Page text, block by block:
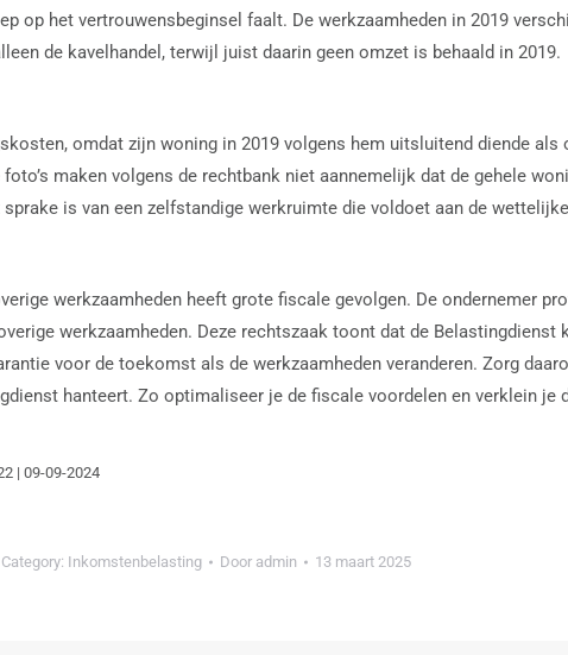
op het vertrouwensbeginsel faalt. De werkzaamheden in 2019
de kavelhandel, terwijl juist daarin geen omzet is behaald in 2019.
omdat zijn woning in 2019 volgens hem uitsluitend diende
maken volgens de rechtbank niet aannemelijk dat de gehele
is van een zelfstandige werkruimte die voldoet aan de
werkzaamheden heeft grote fiscale gevolgen. De ondernemer
werkzaamheden. Deze rechtszaak toont dat de
voor de toekomst als de werkzaamheden veranderen. Zorg
hanteert. Zo optimaliseer je de fiscale voordelen en verklein je
| 09-09-2024
Category: Inkomstenbelasting Door admin 13 maart 2025